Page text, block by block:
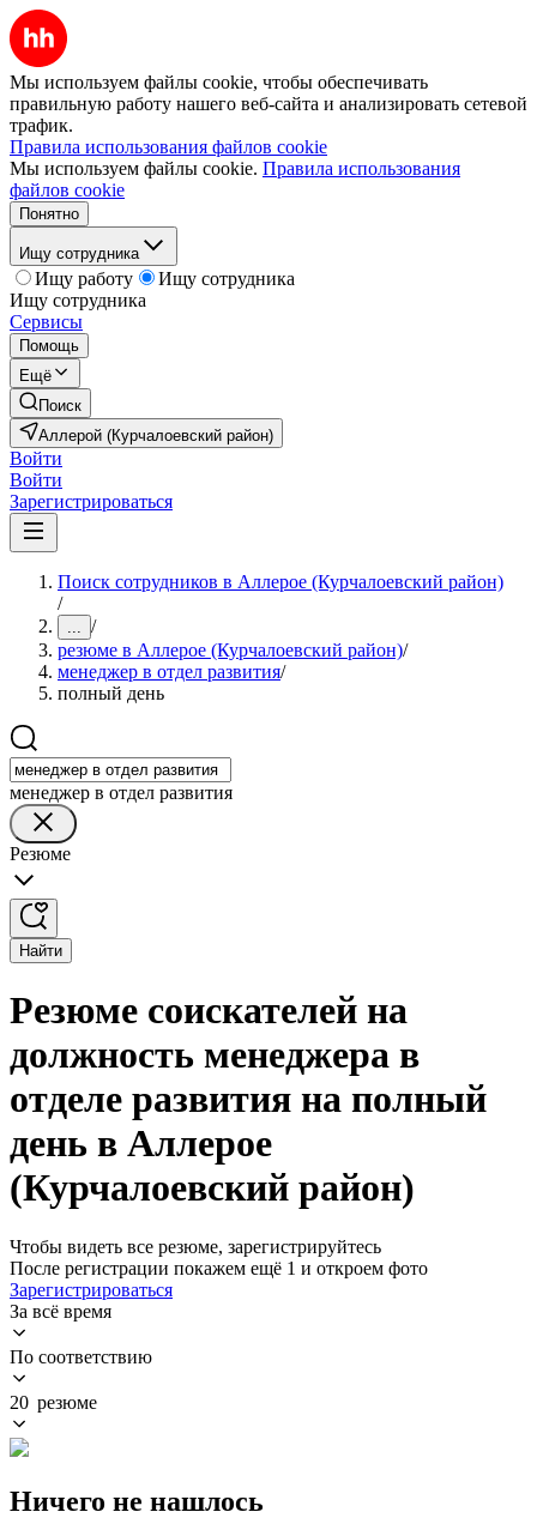
Мы используем файлы cookie, чтобы обеспечивать
правильную работу нашего веб-сайта и анализировать сетевой
трафик.
Правила использования файлов cookie
Мы используем файлы cookie. Правила использования
файлов cookie
Понятно
Ищу сотрудника
Ищу работу
Ищу сотрудника
Ищу сотрудника
Сервисы
Помощь
Ещё
Поиск
Аллерой (Курчалоевский район)
Войти
Войти
Зарегистрироваться
Поиск сотрудников в Аллерое (Курчалоевский район)
/
... /
резюме в Аллерое (Курчалоевский район)/
менеджер в отдел развития/
полный день
менеджер в отдел развития
Резюме
Найти
Резюме соискателей на
должность менеджера в
отделе развития на полный
день в Аллерое
(Курчалоевский район)
Чтобы видеть все резюме, зарегистрируйтесь
После регистрации покажем ещё 1 и откроем фото
Зарегистрироваться
За всё время
По соответствию
20 резюме
Ничего не нашлось